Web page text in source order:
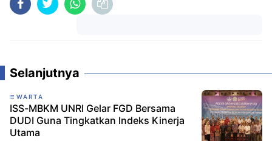
Selanjutnya
WARTA
ISS-MBKM UNRI Gelar FGD Bersama
DUDI Guna Tingkatkan Indeks Kinerja
Utama